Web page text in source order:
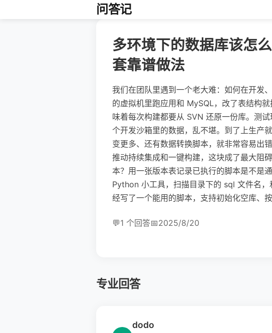
问答记
多环境下的数据库该怎
套靠谱做法
我们在团队里遇到一个老大难：如何在开发
的虚拟机里跑应用和 MySQL，改了表结构
味着每次构建都要从 SVN 还原一份库。测
个开发沙箱里的数据，乱不堪。到了上生产
变更多、还有数据转换脚本，就非常容易出
推动持续集成和一键构建，这块成了最大阻
本？用一张版本表记录已执行的脚本是不是
Python 小工具，扫描目录下的 sql 文件名
经写了一个能用的脚本，支持初始化空库、
💬1 个回答📅2025/8/20
专业回答
dodo